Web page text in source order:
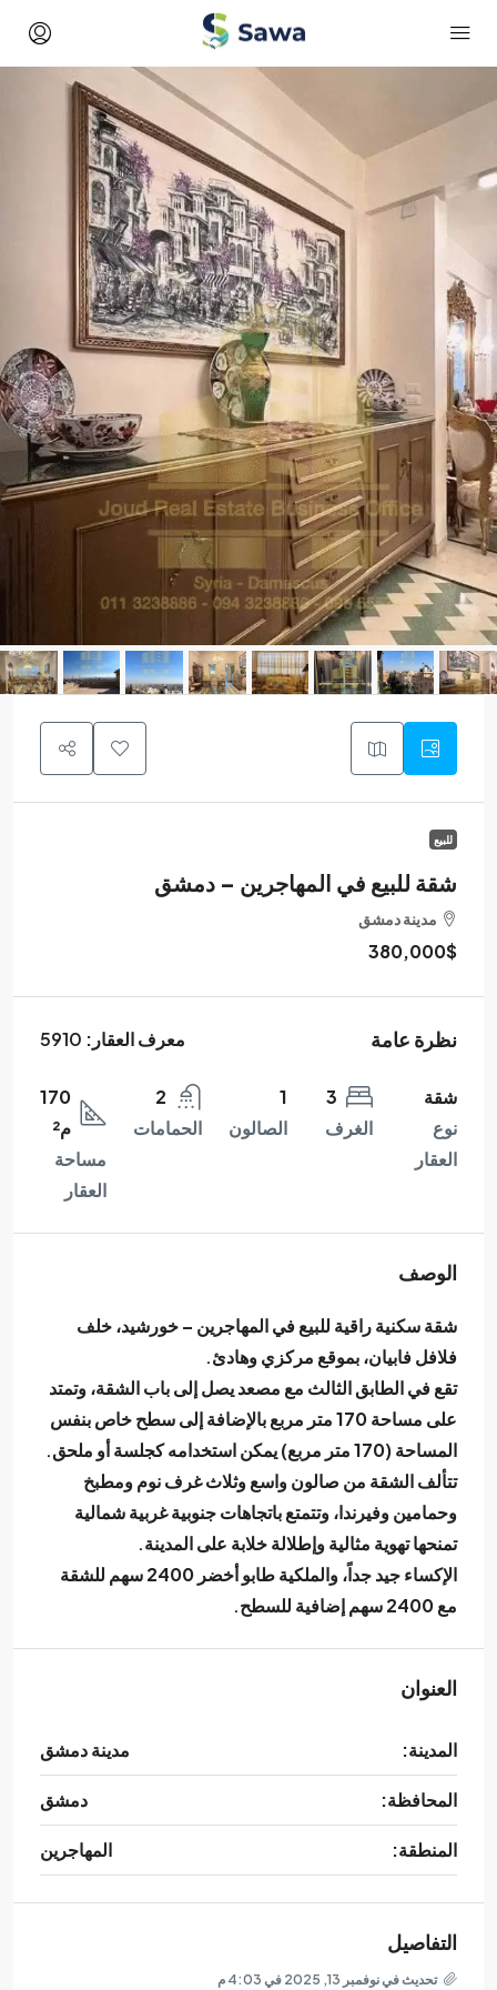
للبيع
شقة للبيع في المهاجرين – دمشق
مدينة دمشق
380,000$
نظرة عامة معرف العقار:
شقة
نوع
العقار
3
الغرف
1
الصالون
2
الحمامات
170
م²
مساحة
العقار
الوصف
شقة سكنية راقية للبيع فيالمهاجرين – خورشيد، خلف
فلافل فابيان، بموقع مركزي وهادئ.
تقع فيالطابق الثالث مع مصعد يصل إلى باب الشقة، وتمتد
على مساحة 170 متر مربع بالإضافة إلىسطح خاص بنفس
المساحة (170 متر مربع)
يمكن استخدامه كجلسة أو ملحق.
تتألف الشقة من صالون واسع وثلاث غرف نوم ومطبخ
وحمامين وفيرندا، وتتمتع باتجاهاتجنوبية غربية شمالية
تمنحها تهوية مثالية وإطلالة خلابة على المدينة.
الإكساءجيد جداً، والملكيةطابو أخضر 2400 سهم للشقة
مع2400 سهم إضافية للسطح .
العنوان
المدينة: مدينة دمشق
المحافظة: دمشق
المنطقة: المهاجرين
التفاصيل
تحديث في نوفمبر 13, 2025 في 4:03 م